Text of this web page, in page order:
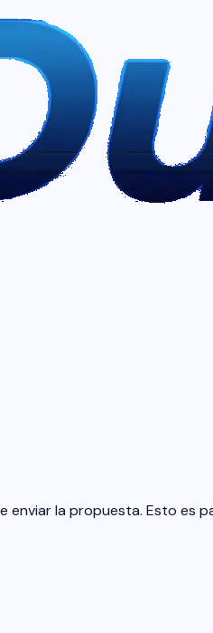
la propuesta. Esto es